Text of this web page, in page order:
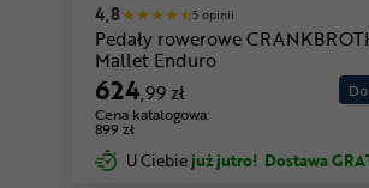
4,8 5 opinii
Pedały rowerowe
Mallet Enduro
624,99 zł
Cena katalogowa:
899 zł
Do
U Ciebie już jutro! Dostawa